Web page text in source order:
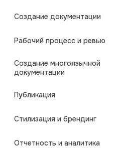
Создание документации
Рабочий процесс и ревью
Создание многоязычной
документации
Публикация
Стилизация и брендинг
Отчетность и аналитика